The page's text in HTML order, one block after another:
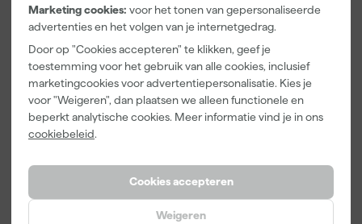
Marketing cookies: voor het tonen van gepersonaliseerde
advertenties en het volgen van je internetgedrag.
Door op "Cookies accepteren" te klikken, geef je
toestemming voor het gebruik van alle cookies, inclusief
marketingcookies voor advertentiepersonalisatie. Kies je
voor "Weigeren", dan plaatsen we alleen functionele en
beperkt analytische cookies. Meer informatie vind je in ons
cookiebeleid.
Cookies accepteren
Weigeren
6,50
incl. BTW
22,00
incl. BTW
3,99
incl. BTW